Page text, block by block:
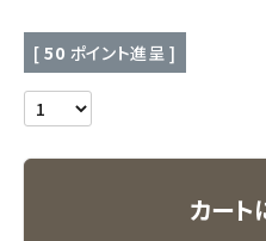
フード・ドリンク
[ 50 ポイント進呈 ]
カート